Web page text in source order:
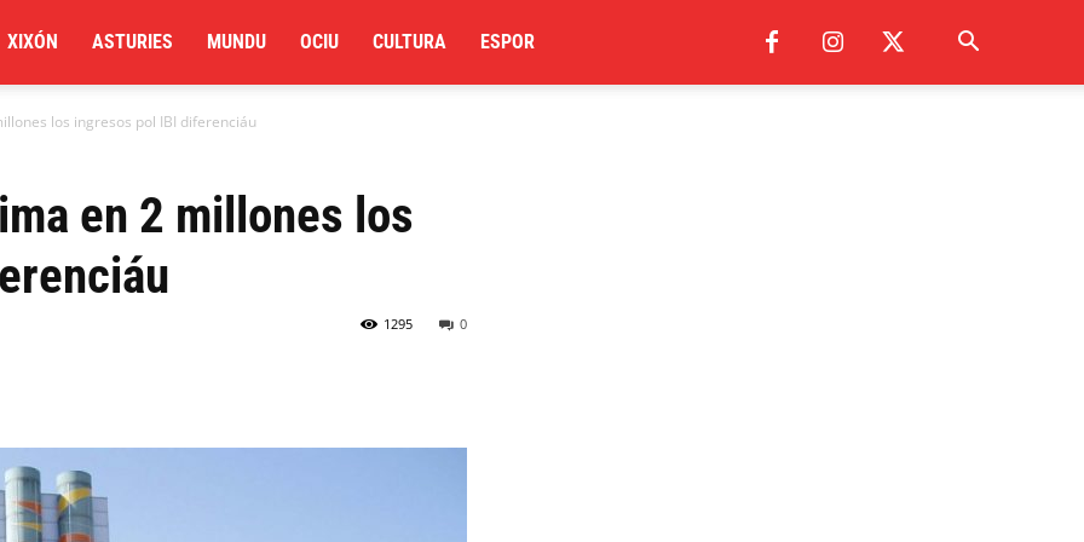
XIXÓN ASTURIES MUNDU OCIU CULTURA ESPOR
los ingresos pol IBI diferenciáu
en 2 millones los
0
1295